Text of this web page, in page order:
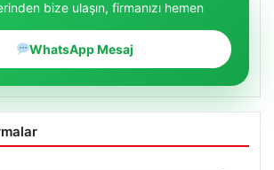
bize ulaşın, firmanızı hemen
WhatsApp Mesaj